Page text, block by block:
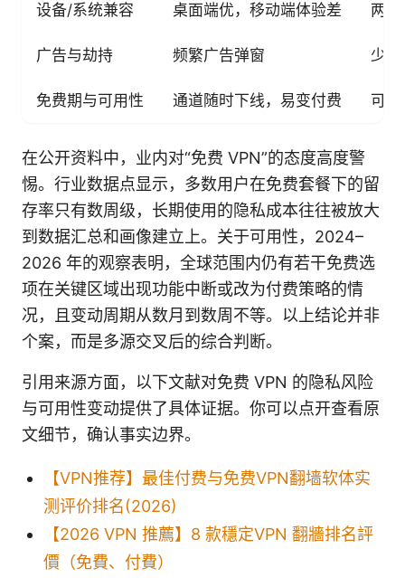
设备/系统兼容 桌面端优，移动端体验差 两
广告与劫持 频繁广告弹窗 少
免费期与可用性 通道随时下线，易变付费 可
在公开资料中，业内对“免费 VPN”的态度高度警
惕。行业数据点显示，多数用户在免费套餐下的留
存率只有数周级，长期使用的隐私成本往往被放大
到数据汇总和画像建立上。关于可用性，2024–
2026 年的观察表明，全球范围内仍有若干免费选
项在关键区域出现功能中断或改为付费策略的情
况，且变动周期从数月到数周不等。以上结论并非
个案，而是多源交叉后的综合判断。
引用来源方面，以下文献对免费 VPN 的隐私风险
与可用性变动提供了具体证据。你可以点开查看原
文细节，确认事实边界。
【VPN推荐】最佳付费与免费VPN翻墙软体实
测评价排名(2026)
【2026 VPN 推薦】8 款穩定VPN 翻牆排名評
價（免費、付費）